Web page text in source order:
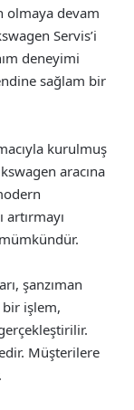
olmaya devam
Servis’i
deneyimi
sağlam bir
kurulmuş
aracına
şanzıman
bir işlem,
Müşterilere